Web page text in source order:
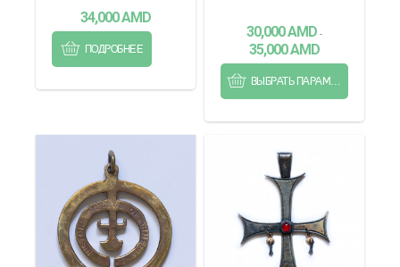
34,000AMD
ПОДРОБНЕЕ
30,000AMD -
35,000AMD
ВЫБРАТЬ ПАРАМЕТРЫ